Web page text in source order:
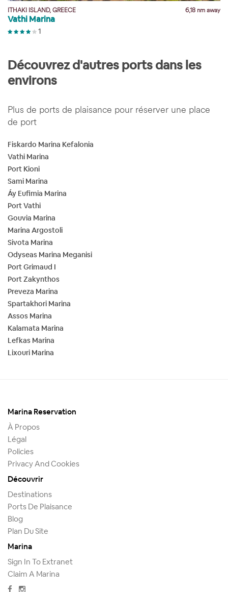
ITHAKI ISLAND, GREECE 6,18 nm away
Vathi Marina
1
Découvrez d'autres ports dans les
environs
Plus de ports de plaisance pour réserver une place
de port
Fiskardo Marina Kefalonia
Vathi Marina
Port Kioni
Sami Marina
Áy Eufimia Marina
Port Vathi
Gouvia Marina
Marina Argostoli
Sivota Marina
Odyseas Marina Meganisi
Port Grimaud I
Port Zakynthos
Preveza Marina
Spartakhori Marina
Assos Marina
Kalamata Marina
Lefkas Marina
Lixouri Marina
Marina Reservation
À Propos
Légal
Policies
Privacy And Cookies
Découvrir
Destinations
Ports De Plaisance
Blog
Plan Du Site
Marina
Sign In To Extranet
Claim A Marina